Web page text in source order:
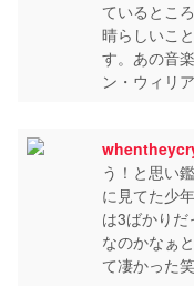
ているとこ
晴らしいこ
す。あの音
ン・ウィリ
う！と思い
に見てた少
は3ばかり
なのかなぁ
て凄かった